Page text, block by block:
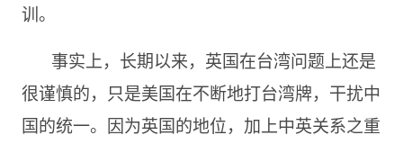
训。
事实上，长期以来，英国在台湾问题上还是
很谨慎的，只是美国在不断地打台湾牌，干扰中
国的统一。因为英国的地位，加上中英关系之重